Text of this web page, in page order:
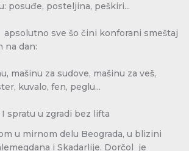
posuđe, posteljina, peškiri...
sve šo čini konforani smeštaj
na dan:
mašinu za sudove, mašinu za veš,
kuvalo, fen, peglu...
spratu u zgradi bez lifta
u mirnom delu Beograda, u blizini
i Skadarlije. Dorčol je